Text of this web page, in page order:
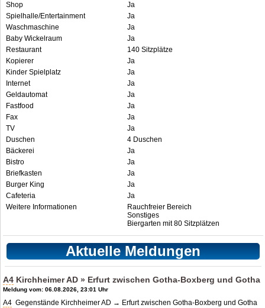
Shop
Ja
Spielhalle/Entertainment
Ja
Waschmaschine
Ja
Baby Wickelraum
Ja
Restaurant
140 Sitzplätze
Kopierer
Ja
Kinder Spielplatz
Ja
Internet
Ja
Geldautomat
Ja
Fastfood
Ja
Fax
Ja
TV
Ja
Duschen
4 Duschen
Bäckerei
Ja
Bistro
Ja
Briefkasten
Ja
Burger King
Ja
Cafeteria
Ja
Weitere Informationen
Rauchfreier Bereich
Sonstiges
Biergarten mit 80 Sitzplätzen
Aktuelle Meldungen
A4 Kirchheimer AD » Erfurt zwischen Gotha-Boxberg und Gotha
Meldung vom: 06.08.2026, 23:01 Uhr
A4 Gegenstände Kirchheimer AD → Erfurt zwischen Gotha-Boxberg und Gotha